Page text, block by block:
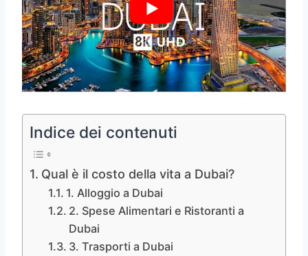
Indice dei contenuti
Qual è il costo della vita a Dubai?
1. Alloggio a Dubai
2. Spese Alimentari e Ristoranti a
Dubai
3. Trasporti a Dubai